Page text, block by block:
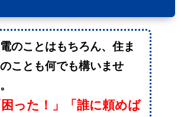
のことはもちろん、住ま
ことも何でも構いませ
困った！」「誰に頼めば